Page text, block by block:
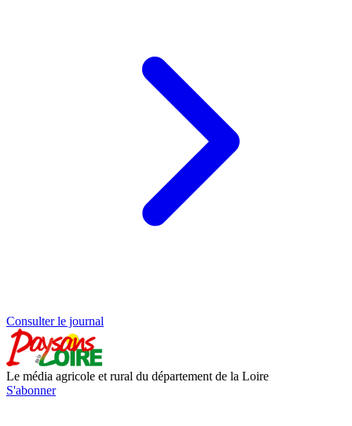
Consulter le journal
Le média agricole et rural du département de la Loire
S'abonner